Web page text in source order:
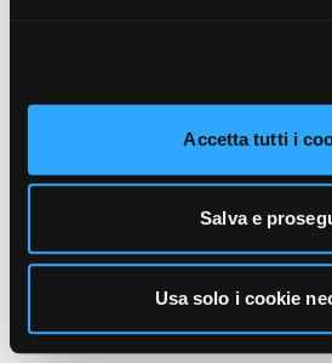
Accetta tutti i
Salva e
Usa solo i cookie